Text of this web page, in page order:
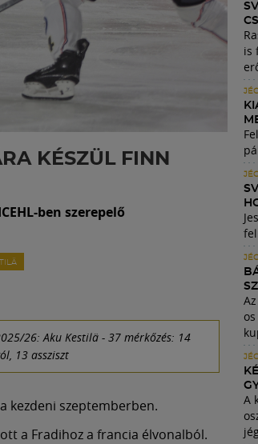
KÉSZÜL FINN
ben szerepelő
26: Aku Kestilä - 37 mérkőzés: 14
13 assziszt
kezdeni szeptemberben.
a Fradihoz a francia élvonalból.
is
A